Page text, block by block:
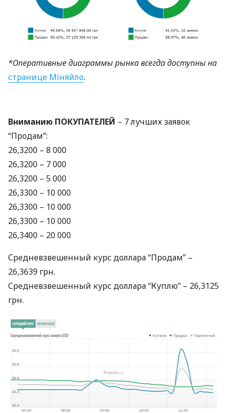
*Оперативные диаграммы рынка всегда доступны на
странице Міняйло.
Вниманию ПОКУПАТЕЛЕЙ – 7 лучших заявок
“Продам”:
26,3200 – 8 000
26,3200 – 7 000
26,3200 – 5 000
26,3300 – 10 000
26,3300 – 10 000
26,3300 – 10 000
26,3400 – 20 000
Средневзвешенный курс доллара “Продам” –
26,3639 грн.
Средневзвешенный курс доллара “Куплю” – 26,3125
грн.